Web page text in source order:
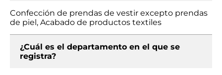
Confección de prendas de vestir excepto prendas
de piel, Acabado de productos textiles
¿Cuál es el departamento en el que se
registra?